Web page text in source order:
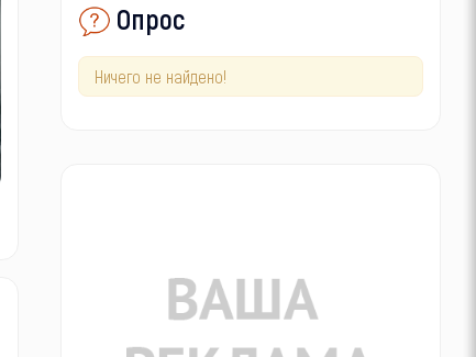
Опрос
Ничего не найдено!